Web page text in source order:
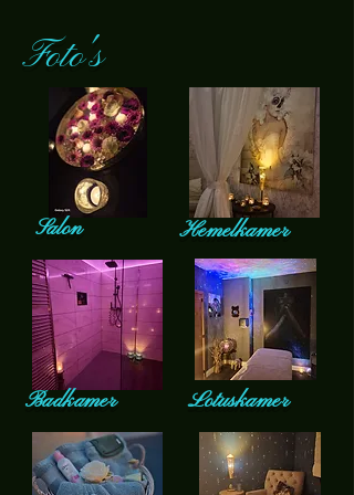
Foto's
Salon Hemelkamer
Badkamer Lotuskamer